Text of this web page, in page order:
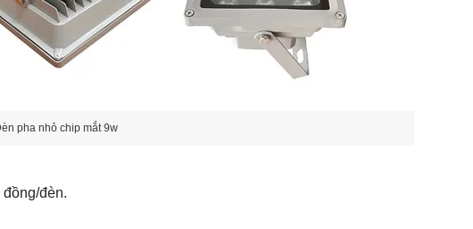
pha nhỏ chip mắt 9w
đèn.